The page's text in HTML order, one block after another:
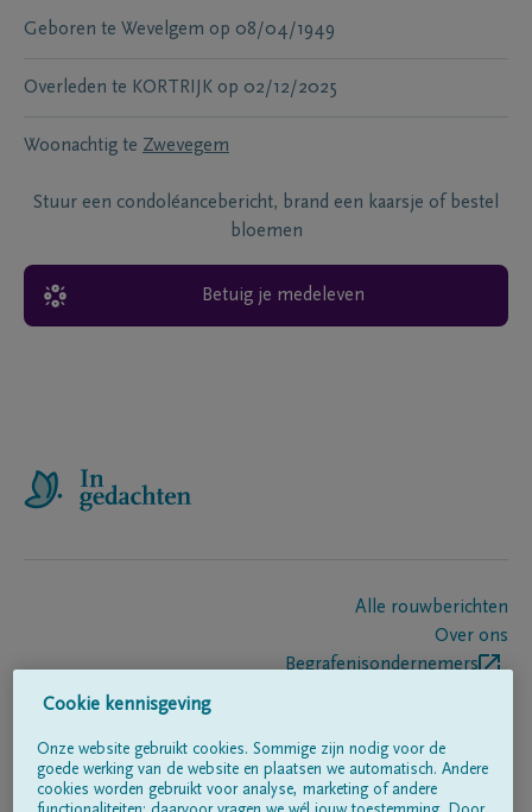
Geboren te Wevelgem op 08/04/1949
Overleden te KORTRIJK op 02/12/2025
Woonachtig te Zwevegem
Stuur een condoléancebericht, brand een kaarsje of bestel
bloemen
Betuig je medeleven
Alle rouwberichten
Over ons
Begrafenisondernemers
Volg ons op
Cookie kennisgeving
Onze website gebruikt cookies. Sommige zijn nodig voor de
goede werking van de website en plaatsen we automatisch. Andere
cookies worden gebruikt voor analyse, marketing of andere